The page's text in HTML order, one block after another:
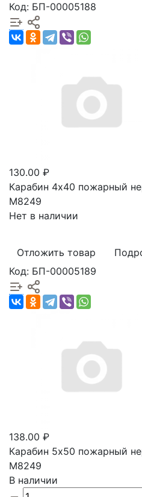
Код: БП-00005188
130.00 ₽
Карабин 4х40 пожарный
М8249
Нет в наличии
Отложить товар
Код: БП-00005189
138.00 ₽
Карабин 5х50 пожарный
М8249
В наличии